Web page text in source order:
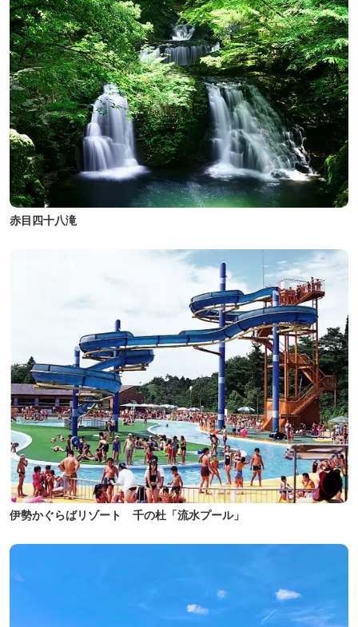
赤目四十八滝
伊勢かぐらばリゾート 千の杜「流水プール」